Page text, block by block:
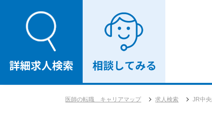
医師の転職 キャリアマップ 求人検索 JR中